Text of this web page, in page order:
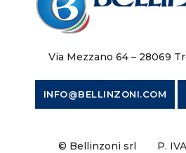
Via Mezzano 64 – 28069
INFO@BELLINZONI.COM
© Bellinzoni srl
P.